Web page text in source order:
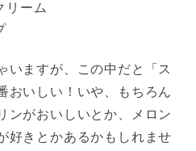
リーム
いますが、この中だと「ス
おいしい！いや、もちろん
ンがおいしいとか、メロン
好きとかあるかもしれませ